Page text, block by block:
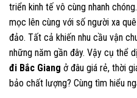
triển kinh tế vô cùng nhanh
mọc lên cùng với số người xa
đảo. Tất cả khiến nhu cầu vận
những năm gần đây. Vậy cụ thể
đi Bắc Giang ở đâu giá rẻ, thời
bảo chất lượng? Cùng tìm hiểu